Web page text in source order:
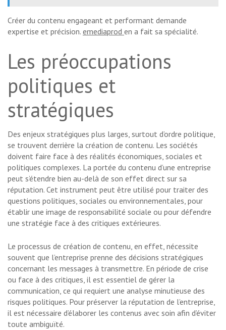
Créer du contenu engageant et performant demande
expertise et précision. emediaprod en a fait sa spécialité.
Les préoccupations
politiques et
stratégiques
Des enjeux stratégiques plus larges, surtout d’ordre politique,
se trouvent derrière la création de contenu. Les sociétés
doivent faire face à des réalités économiques, sociales et
politiques complexes. La portée du contenu d’une entreprise
peut s’étendre bien au-delà de son effet direct sur sa
réputation. Cet instrument peut être utilisé pour traiter des
questions politiques, sociales ou environnementales, pour
établir une image de responsabilité sociale ou pour défendre
une stratégie face à des critiques extérieures.
Le processus de création de contenu, en effet, nécessite
souvent que l’entreprise prenne des décisions stratégiques
concernant les messages à transmettre. En période de crise
ou face à des critiques, il est essentiel de gérer la
communication, ce qui requiert une analyse minutieuse des
risques politiques. Pour préserver la réputation de l’entreprise,
il est nécessaire d’élaborer les contenus avec soin afin d’éviter
toute ambiguïté.